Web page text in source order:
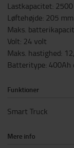
Lastkapacitet: 2500
Løftehøjde: 205 mm
Maks.
Volt: 24 volt
Maks. hastighed:
Batteritype: 400Ah
Funktioner
Smart Truck
Mere info